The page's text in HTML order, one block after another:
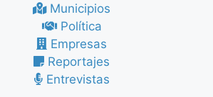
Municipios
Política
Empresas
Reportajes
Entrevistas